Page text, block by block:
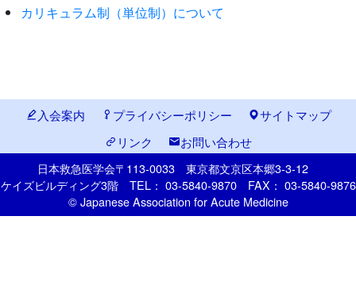
カリキュラム制（単位制）について
入会案内 プライバシーポリシー
サイトマップ
リンク
お問い合わせ
日本救急医学会〒113-0033 東京都文京区本郷3-3-12
ケイズビルディング3階 TEL： 03-5840-9870 FAX： 03-5840-9876
© Japanese Association for Acute Medicine